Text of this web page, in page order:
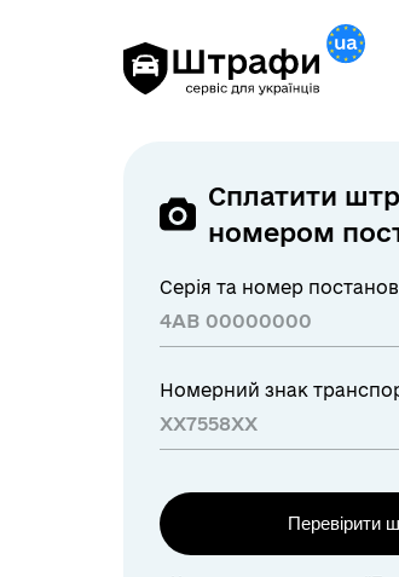
Сплатити
номером
Серія та номер
Номерний знак
Перевірити